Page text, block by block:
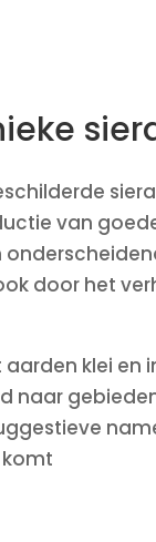
van
door het
klei en
naar